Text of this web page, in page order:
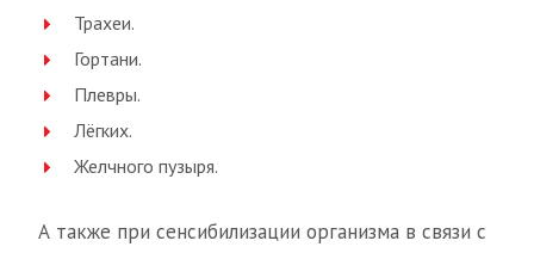
Трахеи.
Гортани.
Плевры.
Лёгких.
Желчного пузыря.
А также при сенсибилизации организма в связи с